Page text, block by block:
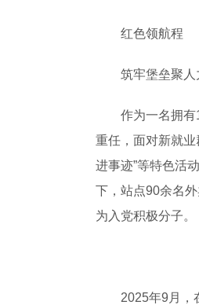
红色领航程
筑牢堡垒聚人
作为一名拥有16
重任，面对新就业
进事迹”等特色活
下，站点90余名
为入党积极分子。
2025年9月，在